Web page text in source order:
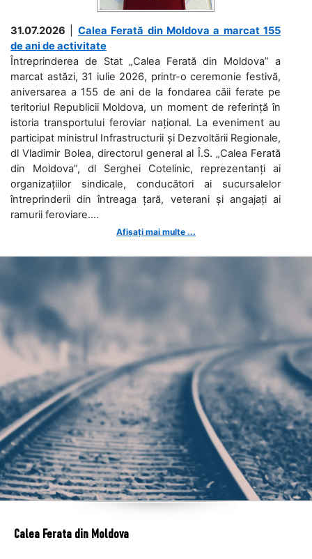
31.07.2026
Calea Ferată din Moldova a marcat 155
de ani de activitate
Întreprinderea de Stat „Calea Ferată din Moldova” a
marcat astăzi, 31 iulie 2026, printr-o ceremonie festivă,
aniversarea a 155 de ani de la fondarea căii ferate pe
teritoriul Republicii Moldova, un moment de referință în
istoria transportului feroviar național. La eveniment au
participat ministrul Infrastructurii și Dezvoltării Regionale,
dl Vladimir Bolea, directorul general al Î.S. „Calea Ferată
din Moldova”, dl Serghei Cotelinic, reprezentanți ai
organizațiilor sindicale, conducători ai sucursalelor
întreprinderii din întreaga țară, veterani și angajați ai
ramurii feroviare....
Afișați mai multe ...
Calea Ferata din Moldova